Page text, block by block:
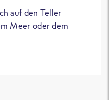
auf den Teller
Meer oder dem